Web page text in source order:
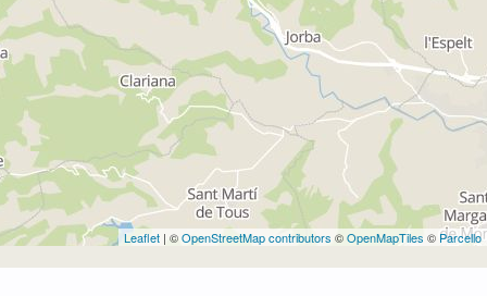
Leaflet | ©OpenStreetMap contributors ©OpenMapTiles © Parcello